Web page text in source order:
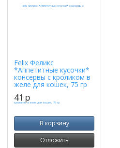
Felix Феликс
*Аппетитные кусочки*
консервы с кроликом в
желе для кошек, 75 гр
41 p
В корзину
Отложить